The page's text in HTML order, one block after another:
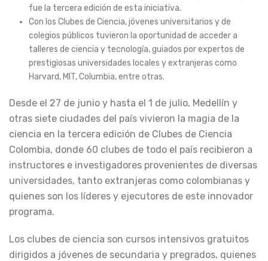
fue la tercera edición de esta iniciativa.
Con los Clubes de Ciencia, jóvenes universitarios y de
colegios públicos tuvieron la oportunidad de acceder a
talleres de ciencia y tecnología, guiados por expertos de
prestigiosas universidades locales y extranjeras como
Harvard, MIT, Columbia, entre otras.
Desde el 27 de junio y hasta el 1 de julio, Medellín y
otras siete ciudades del país vivieron la magia de la
ciencia en la tercera edición de Clubes de Ciencia
Colombia, donde 60 clubes de todo el país recibieron a
instructores e investigadores provenientes de diversas
universidades, tanto extranjeras como colombianas y
quienes son los líderes y ejecutores de este innovador
programa.
Los clubes de ciencia son cursos intensivos gratuitos
dirigidos a jóvenes de secundaria y pregrados, quienes